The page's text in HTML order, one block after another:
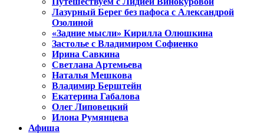
Лазурный Берег без пафоса с Александрой
Озолиной
«Задние мысли» Кирилла Олюшкина
Застолье с Владимиром Софиенко
Ирина Савкина
Светлана Артемьева
Наталья Мешкова
Владимир Берштейн
Екатерина Габалова
Олег Липовецкий
Илона Румянцева
Афиша